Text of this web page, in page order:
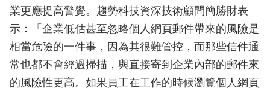
業更應提高警覺。趨勢科技資深技術顧問簡勝財表
示：「企業低估甚至忽略個人網頁郵件帶來的風險是
相當危險的一件事，因為其很難管控，而那些信件通
常也都不會經過掃描，與直接寄到企業內部的郵件來
的風險性更高。如果員工在工作的時候瀏覽個人網頁